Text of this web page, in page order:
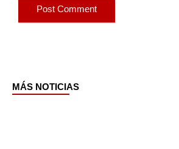
MÁS NOTICIAS